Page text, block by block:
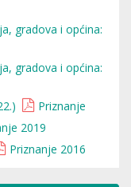
gradova i općina:
gradova i općina:
Priznanje
2019
Priznanje 2016